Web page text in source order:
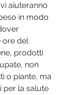
aiuteranno
in modo
ore del
prodotti
non
o piante, ma
per la salute